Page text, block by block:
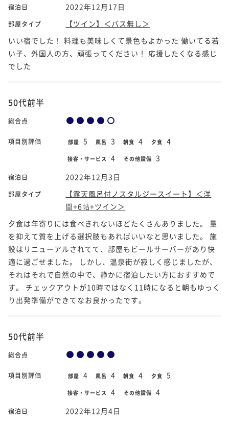
宿泊日 2022年12月17日
部屋タイプ
【ツイン】＜バス無し＞
いい宿でした！ 料理も美味しくて景色もよかった 働いてる若
い子、外国人の方、頑張ってください！ 応援したくなる感じ
でした
50代前半
総合点
項目別評価 部屋 5 風呂 3 朝食 4 夕食 4
接客・サービス 4 その他設備 3
宿泊日 2022年12月3日
部屋タイプ
【露天風呂付ノスタルジースイート】＜洋
間+6帖+ツイン＞
夕食は年寄りには食べきれないほどたくさんありました。 量
を抑えて質を上げる選択肢もあればいいなと思いました。 施
設はリニューアルされてて、部屋もビールサーバーがあり快
適に過ごせました。 しかし、温泉街が寂しく感じましたが、
それはそれで自然の中で、静かに宿泊したい方におすすめで
す。 チェックアウトが10時ではなく11時になると朝もゆっく
り出発準備ができてなお良かったです。
50代前半
総合点
項目別評価 部屋 4 風呂 4 朝食 4 夕食 5
接客・サービス 4 その他設備 4
宿泊日
2022年12月4日